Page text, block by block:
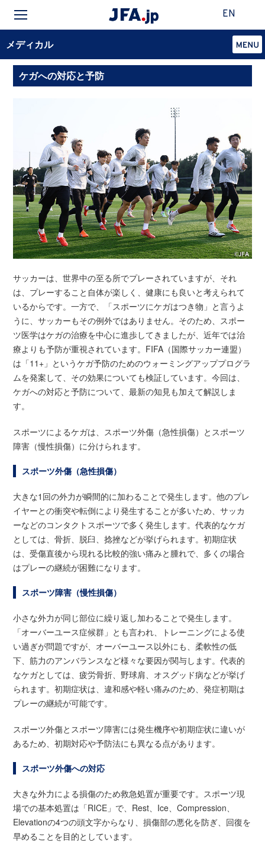
EN
メディカル
ケガへの対応と予防
サッカーは、世界中の至る所でプレーされていますが、それ
は、プレーすること自体が楽しく、健康にも良いと考えられて
いるからです。一方で、「スポーツにケガはつき物」と言うよ
うに、サッカーもその例外ではありません。そのため、スポー
ツ医学はケガの治療を中心に進歩してきましたが、近年では治
療よりも予防が重視されています。FIFA（国際サッカー連盟）
は「11+」というケガ予防のためのウォーミングアッププログラ
ムを発案して、その効果についても検証しています。今回は、
ケガへの対応と予防について、最新の知見も加えて解説しま
す。
スポーツによるケガは、スポーツ外傷（急性損傷）とスポーツ
障害（慢性損傷）に分けられます。
スポーツ外傷（急性損傷）
大きな1回の外力が瞬間的に加わることで発生します。他のプレ
イヤーとの衝突や転倒により発生することが多いため、サッカ
ーなどのコンタクトスポーツで多く発生します。代表的なケガ
としては、骨折、脱臼、捻挫などが挙げられます。初期症状
は、受傷直後から現れる比較的強い痛みと腫れで、多くの場合
はプレーの継続が困難になります。
スポーツ障害（慢性損傷）
小さな外力が同じ部位に繰り返し加わることで発生します。
「オーバーユース症候群」とも言われ、トレーニングによる使
い過ぎが問題ですが、オーバーユース以外にも、柔軟性の低
下、筋力のアンバランスなど様々な要因が関与します。代表的
なケガとしては、疲労骨折、野球肩、オスグッド病などが挙げ
られます。初期症状は、違和感や軽い痛みのため、発症初期は
プレーの継続が可能です。
スポーツ外傷とスポーツ障害には発生機序や初期症状に違いが
あるため、初期対応や予防法にも異なる点があります。
スポーツ外傷への対応
大きな外力による損傷のため救急処置が重要です。スポーツ現
場での基本処置は「RICE」で、Rest、Ice、Compression、
Elevationの4つの頭文字からなり、損傷部の悪化を防ぎ、回復を
早めることを目的としています。